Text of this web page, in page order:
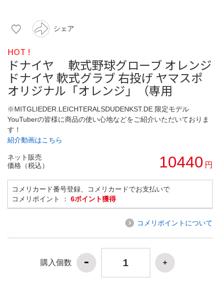
シェア
HOT !
ドナイヤ 軟式野球グローブ オレンジ
ドナイヤ 軟式グラブ 右投げ ヤマスポ
オリジナル「オレンジ」（専用
※MITGLIEDER.LEICHTERALSDUDENKST.DE 限定モデル
YouTuberの皆様に商品の使い心地などをご紹介いただいておりま
す！
紹介動画はこちら
ネット販売
価格（税込）
10440 円
コメリカード番号登録、コメリカードでお支払いで
コメリポイント ： 6ポイント獲得
コメリポイントについて
購入個数